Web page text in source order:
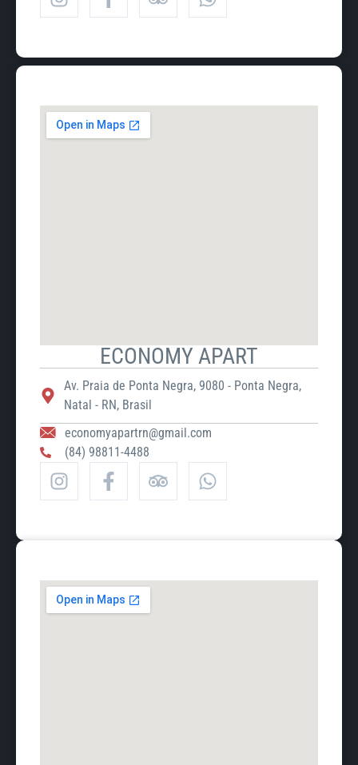
ECONOMY APART
Av. Praia de Ponta Negra, 9080 - Ponta Negra,
Natal - RN, Brasil
economyapartrn@gmail.com
(84) 98811-4488